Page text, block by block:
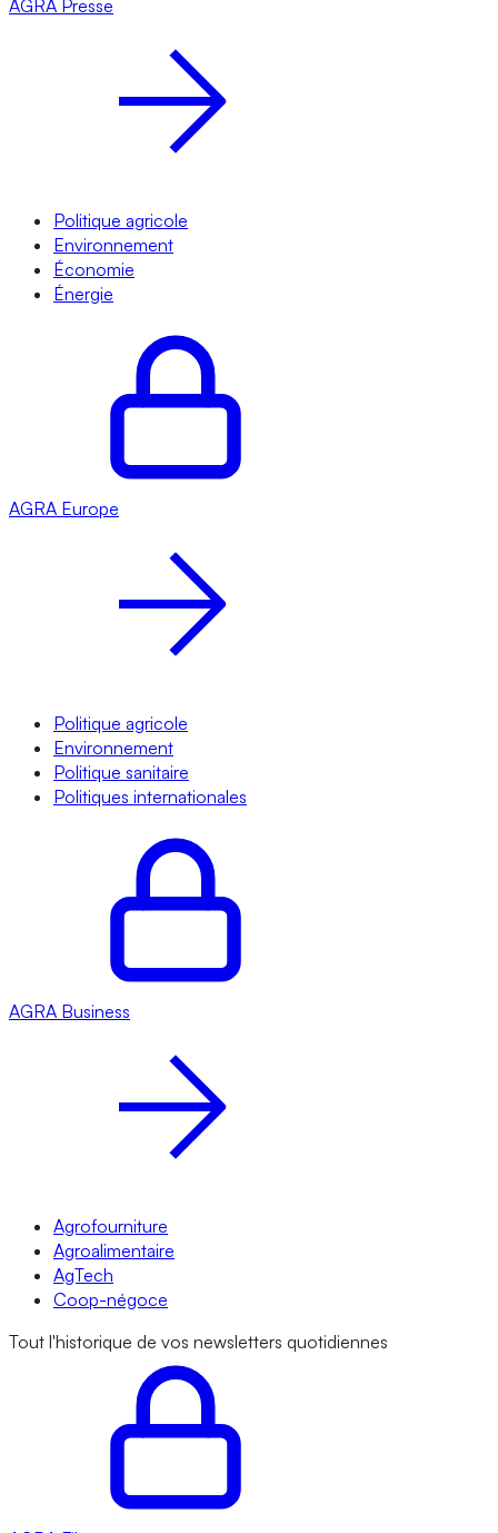
AGRA Presse
Politique agricole
Environnement
Économie
Énergie
AGRA Europe
Politique agricole
Environnement
Politique sanitaire
Politiques internationales
AGRA Business
Agrofourniture
Agroalimentaire
AgTech
Coop-négoce
Tout l'historique de vos newsletters quotidiennes